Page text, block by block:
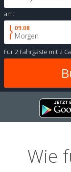
am:
09.08
Morgen
Für2 Fahrgäste mit2
Wie